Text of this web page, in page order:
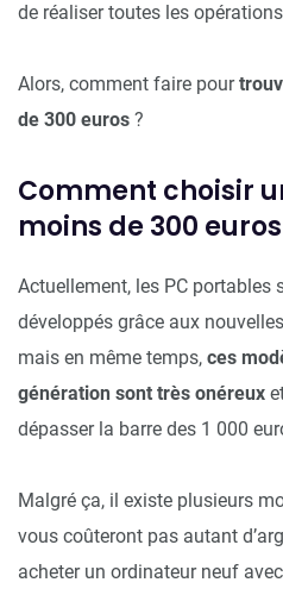
de réaliser toutes les
Alors, comment faire pour
de 300 euros ?
Comment choisir
moins de 300
Actuellement, les PC portables
développés grâce aux
mais en même temps, ces
génération sont très onéreux
dépasser la barre des 1 000
Malgré ça, il existe plusieurs
vous coûteront pas autant
acheter un ordinateur neuf